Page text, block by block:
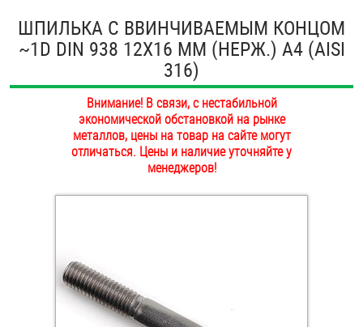
ОПТ
ПОКУПАТЕЛЯМ
ОПЛАТА И ДОСТАВКА
НАШИ МАГАЗИНЫ
Антивандальный крепёж, инструмент
Заклепки (Гайки-Заклепки)
ШПИЛЬКА C ВВИНЧИВАЕМЫМ КОНЦОМ
~1D DIN 938 12Х16 ММ (НЕРЖ.) A4 (AISI
316)
Внимание! В связи, с нестабильной
экономической обстановкой на рынке
металлов, цены на товар на сайте могут
отличаться. Цены и наличие уточняйте у
менеджеров!